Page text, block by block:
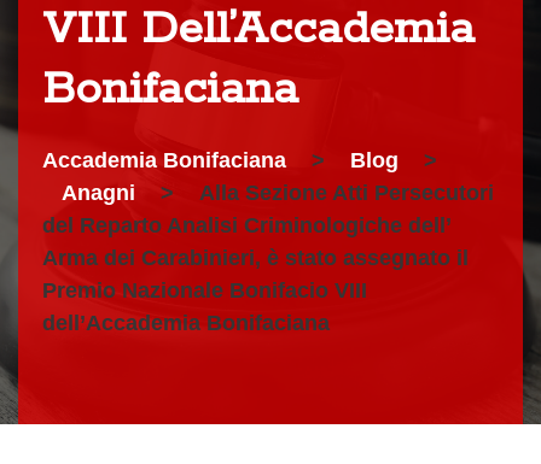
VIII Dell’Accademia
Bonifaciana
Accademia Bonifaciana > Blog
>
Anagni
>
Alla Sezione Atti Persecutori
del Reparto Analisi Criminologiche dell’
Arma dei Carabinieri, è stato assegnato il
Premio Nazionale Bonifacio VIII
dell’Accademia Bonifaciana